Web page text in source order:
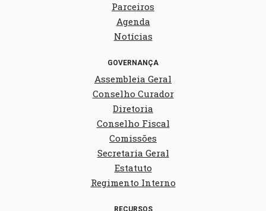
Parceiros
Agenda
Notícias
GOVERNANÇA
Assembleia Geral
Conselho Curador
Diretoria
Conselho Fiscal
Comissões
Secretaria Geral
Estatuto
Regimento Interno